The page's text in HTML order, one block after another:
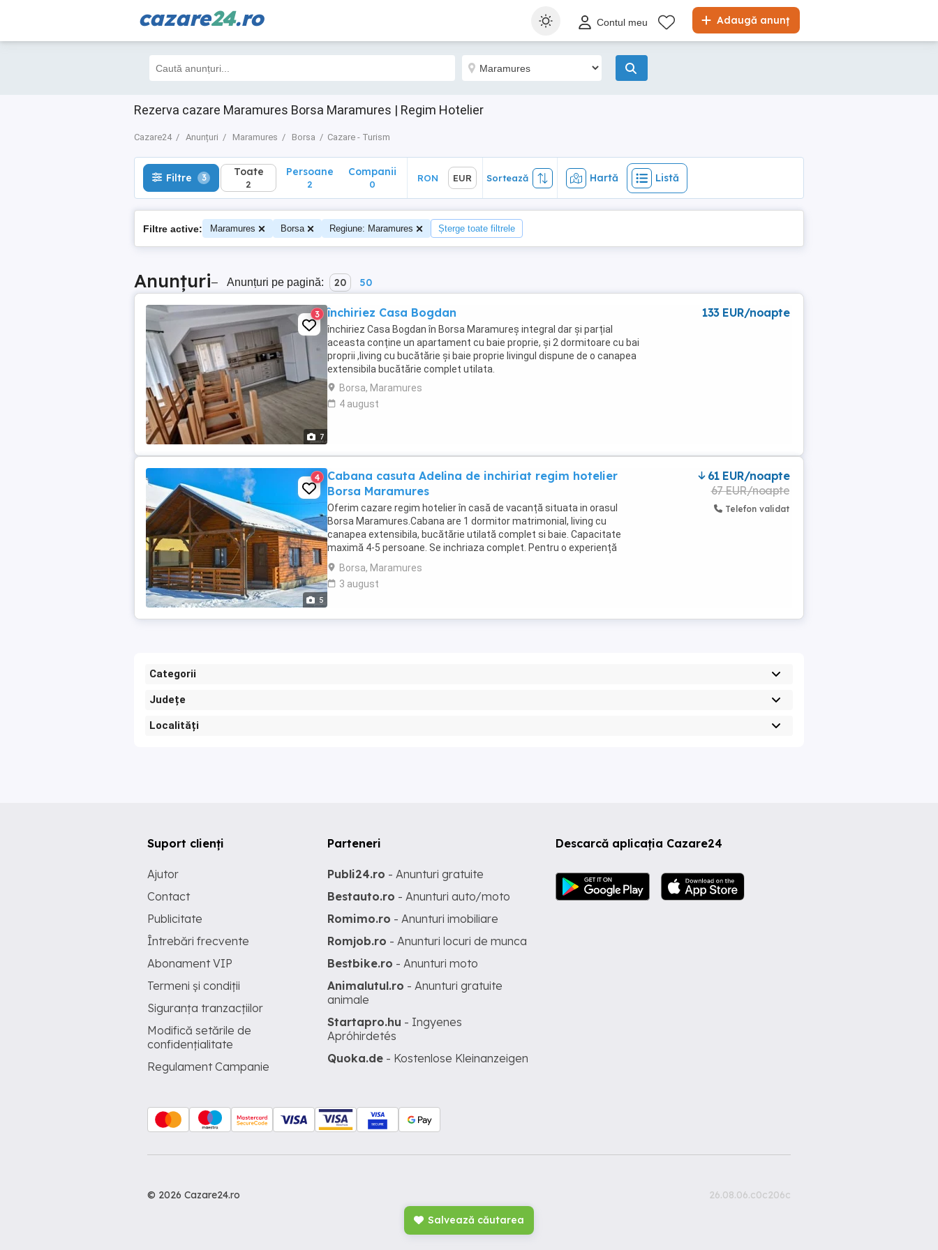
cazare24.ro Adaugă anunț
Contul meu
Rezerva cazare Maramures Borsa Maramures | Regim Hotelier
Cazare24 Anunțuri Maramures Borsa Cazare - Turism
Filtre 3 Toate
2
Hartă Listă
Filtre 3 Toate
2
Persoane
2
Companii
0
RON EUR Sortează Hartă Listă
Filtre active: Maramures Borsa Regiune: Maramures Șterge toate filtrele
Anunțuri– Anunțuri pe pagină: 20 50
7
3 închiriez Casa Bogdan
închiriez Casa Bogdan în Borsa Maramureș integral dar și parțial
aceasta conține un apartament cu baie proprie, și 2 dormitoare cu bai
proprii ,living cu bucătărie și baie proprie livingul dispune de o canapea
extensibila bucătărie complet utilata.
Borsa, Maramures
4 august
133 EUR/noapte
5
4
Cabana casuta Adelina de inchiriat regim hotelier
Borsa Maramures
Oferim cazare regim hotelier în casă de vacanță situata in orasul
Borsa Maramures.Cabana are 1 dormitor matrimonial, living cu
canapea extensibila, bucătărie utilată complet si baie. Capacitate
maximă 4-5 persoane. Se inchriaza complet. Pentru o experiență
superbă avem ciubăr cu hidromasaj și luminițe ...
Borsa, Maramures
3 august
61 EUR/noapte
67 EUR/noapte
Telefon validat
Categorii
Județe
Localități
Salvează căutarea
Descarcă aplicația Cazare24
Suport clienți
Ajutor
Contact
Publicitate
Întrebări frecvente
Abonament VIP
Termeni și condiții
Siguranța tranzacțiilor
Modifică setările de
confidențialitate
Regulament Campanie
Parteneri
Publi24.ro - Anunturi gratuite
Bestauto.ro - Anunturi auto/moto
Romimo.ro - Anunturi imobiliare
Romjob.ro - Anunturi locuri de munca
Bestbike.ro - Anunturi moto
Animalutul.ro - Anunturi gratuite
animale
Startapro.hu - Ingyenes
Apróhirdetés
Quoka.de - Kostenlose Kleinanzeigen
© 2026 Cazare24.ro 26.08.06.c0c206c